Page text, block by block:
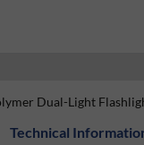
Dual-Light
Technical